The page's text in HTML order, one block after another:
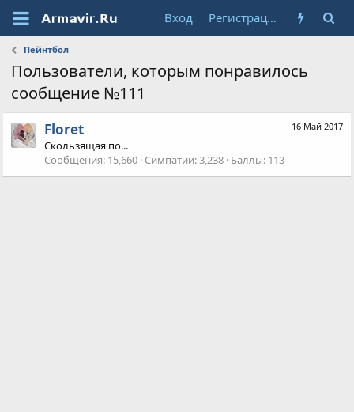
Вход Регистрация
Пейнтбол
Пользователи, которым понравилось
сообщение №111
16 Май 2017
Floret
Скользящая по...
Сообщения 15,660 Симпатии 3,238 Баллы 113